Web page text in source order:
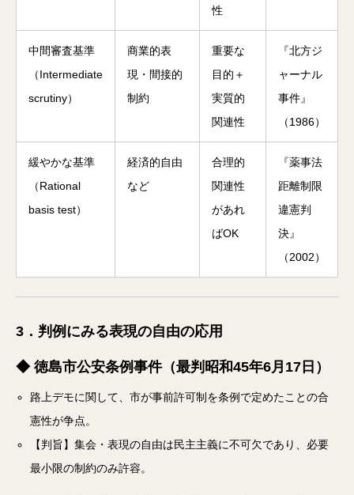
性
中間審査基準
（Intermediate
scrutiny）
商業的表
現・間接的
制約
重要な
目的＋
実質的
関連性
『北方ジ
ャーナル
事件』
（1986）
緩やかな基準
（Rational
basis test）
経済的自由
など
合理的
関連性
があれ
ばOK
『薬事法
距離制限
違憲判
決』
（2002）
3．判例にみる表現の自由の応用
◆ 徳島市公安条例事件（最判昭和45年6月17日）
路上デモに関して、市が事前許可制を条例で定めたことの合
憲性が争点。
【判旨】集会・表現の自由は民主主義に不可欠であり、必要
最小限の制約のみ許容。